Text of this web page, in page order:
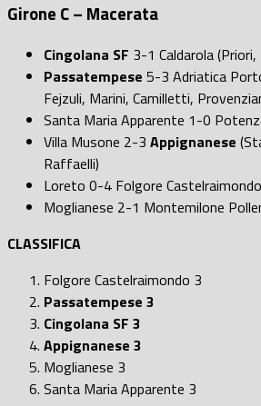
Girone C – Macerata
Cingolana SF 3-1 Caldarola
Passatempese 5-3 Adriatica
Fejzuli, Marini, Camilletti,
Santa Maria Apparente 1-0
Villa Musone 2-3 Appignanese
Raffaelli)
Loreto 0-4 Folgore Castelraimondo
Moglianese 2-1 Montemilone
CLASSIFICA
Folgore Castelraimondo 3
Passatempese 3
Cingolana SF 3
Appignanese 3
Moglianese 3
Santa Maria Apparente 3